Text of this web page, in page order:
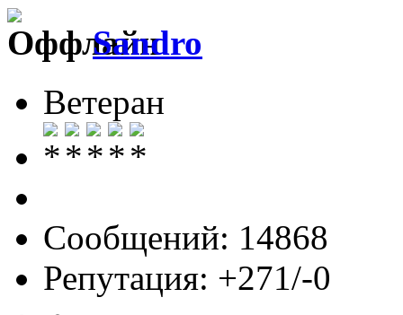
Sandro
Ветеран
Сообщений: 14868
Репутация: +271/-0